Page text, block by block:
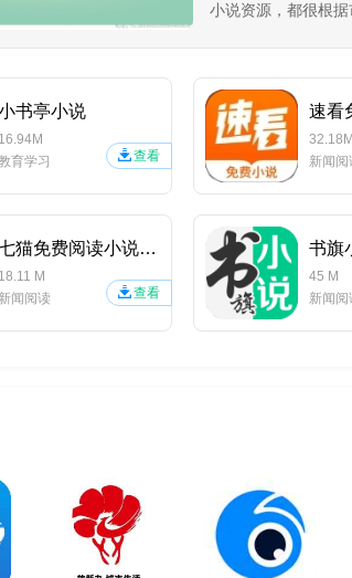
小说资源，都很根
书亭小说
16.94M
育学习
查看
速看
32.18M
新闻阅
七猫免费阅读小说APP
18.11 M
新闻阅读
查看
书旗
45 M
新闻阅